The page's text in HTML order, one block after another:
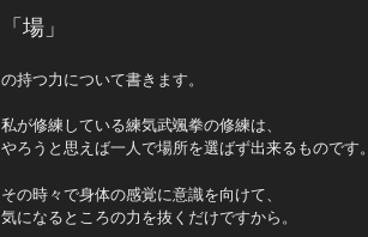
「場」
の持つ力について書きます。
私が修練している練気武颯拳の修練は、
やろうと思えば一人で場所を選ばず出来るものです。
その時々で身体の感覚に意識を向けて、
気になるところの力を抜くだけですから。